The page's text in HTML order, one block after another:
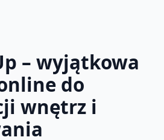
– wyjątkowa
do
wnętrz i